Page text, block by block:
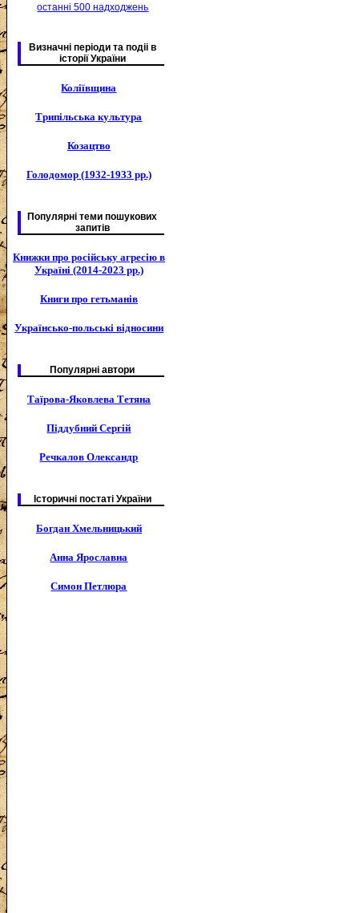
останні 500 надходжень
Визначні періоди та подіі в
історії України
Коліївщина
Трипільська культура
Козацтво
Голодомор (1932-1933 рр.)
Популярні теми пошукових
запитів
Книжки про російську агресію в
Україні (2014-2023 рр.)
Книги про гетьманів
Українсько-польські відносини
Популярні автори
Таїрова-Яковлева Тетяна
Піддубний Сергій
Речкалов Олександр
Історичні постаті України
Богдан Хмельницький
Анна Ярославна
Симон Петлюра